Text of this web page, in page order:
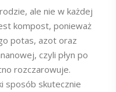
ale nie w każdej
kompost, ponieważ
potas, azot oraz
czyli płyn po
rozczarowuje.
sposób skutecznie